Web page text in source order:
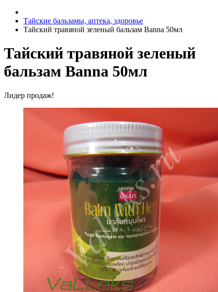
Тайские бальзамы, аптека, здоровье
Тайский травяной зеленый бальзам Banna 50мл
Тайский травяной зеленый
бальзам Banna 50мл
Лидер продаж!